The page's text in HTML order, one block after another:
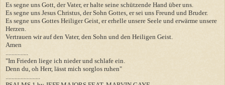
Es segne uns Gott, der Vater, er halte seine schützende Hand über uns.
Es segne uns Jesus Christus, der Sohn Gottes, er sei uns Freund und Bruder.
Es segne uns Gottes Heiliger Geist, er erhelle unsere Seele und erwärme unsere
Herzen.
Vertrauen wir auf den Vater, den Sohn und den Heiligen Geist.
Amen
"Im Frieden liege ich nieder und schlafe ein.
Denn du, oh Herr, lässt mich sorglos ruhen"